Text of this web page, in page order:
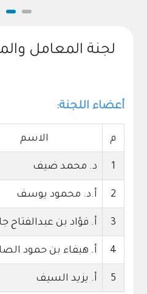
لجنة المعامل
أعضاء اللجنة:
م الاسم
1 د. محمد ضيف
2 أ.د. محمود يوسف
3 أ. فؤاد بن عبدالفتاح
4 أ. هيفاء بن حمود
5 أ. يزيد السيف